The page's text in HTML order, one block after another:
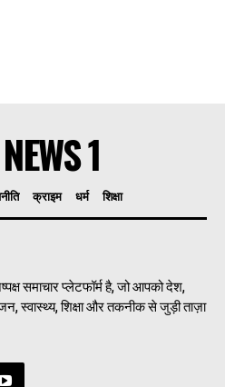
1
क्राइम धर्म शिक्षा
समाचार प्लेटफॉर्म है, जो आपको देश,
स्वास्थ्य, शिक्षा और तकनीक से जुड़ी ताज़ा